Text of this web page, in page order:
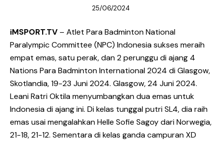
25/06/2024
iMSPORT.TV – Atlet Para Badminton National
Paralympic Committee (NPC) Indonesia sukses meraih
empat emas, satu perak, dan 2 perunggu di ajang 4
Nations Para Badminton International 2024 di Glasgow,
Skotlandia, 19-23 Juni 2024. Glasgow, 24 Juni 2024.
Leani Ratri Oktila menyumbangkan dua emas untuk
Indonesia di ajang ini. Di kelas tunggal putri SL4, dia raih
emas usai mengalahkan Helle Sofie Sagoy dari Norwegia,
21-18, 21-12. Sementara di kelas ganda campuran XD